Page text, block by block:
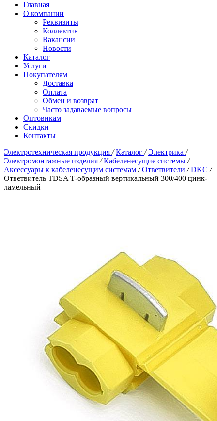
Главная
О компании
Реквизиты
Коллектив
Вакансии
Новости
Каталог
Услуги
Покупателям
Доставка
Оплата
Обмен и возврат
Часто задаваемые вопросы
Оптовикам
Скидки
Контакты
Электротехническая продукция / Каталог / Электрика /
Электромонтажные изделия / Кабеленесущие системы /
Аксессуары к кабеленесущим системам / Ответвители / DKC /
Ответвитель TDSA Т-образный вертикальный 300/400 цинк-
ламельный